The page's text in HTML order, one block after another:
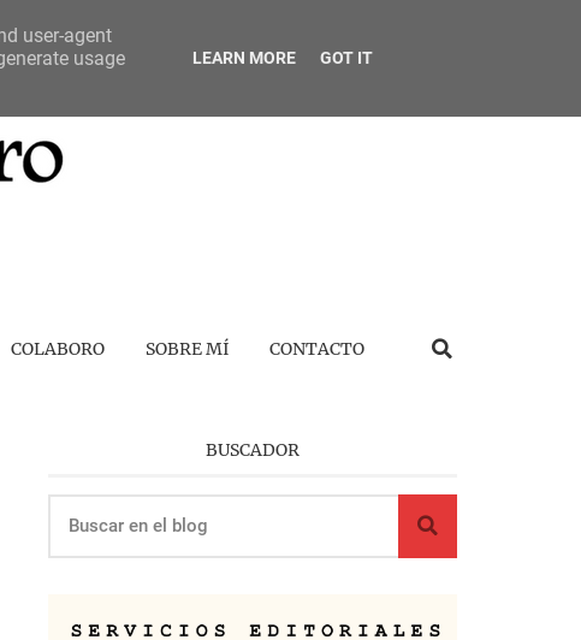
COLABORO SOBRE MÍ CONTACTO
BUSCADOR
user-agent
usage
LEARN MORE GOT IT